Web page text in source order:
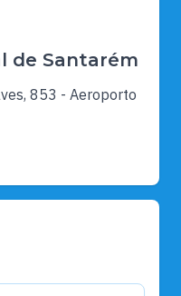
de Santarém
853 - Aeroporto